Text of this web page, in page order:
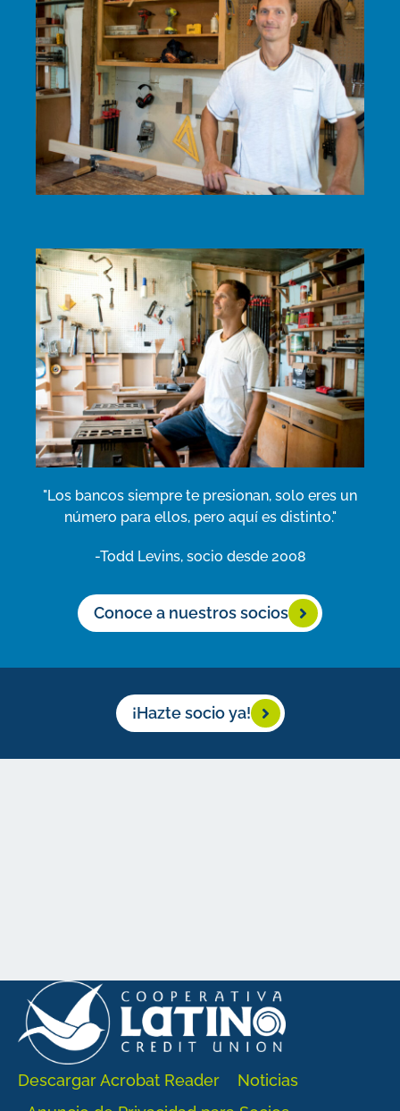
"Los bancos siempre te presionan, solo eres un
número para ellos, pero aquí es distinto."
-Todd Levins, socio desde 2008
Conoce a nuestros socios
¡Hazte socio ya!
Descargar Acrobat Reader
Noticias